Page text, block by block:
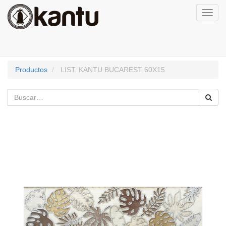
Productos LIST. KANTU BUCAREST 60X15